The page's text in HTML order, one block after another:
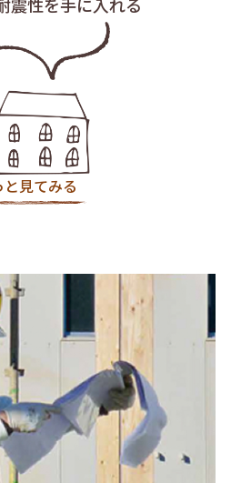
震性を手に入れる
と見てみる